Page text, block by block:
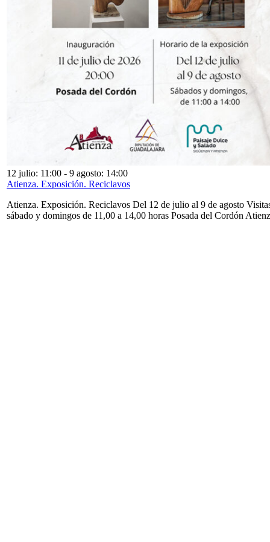
12 julio: 11:00 - 9 agosto: 14:00
Atienza. Exposición. Reciclavos
Atienza. Exposición. Reciclavos Del 12 de julio al 9 de agosto
sábado y domingos de 11,00 a 14,00 horas Posada del Cordón